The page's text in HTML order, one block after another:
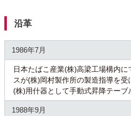
沿革
1986年7月
日本たばこ産業(株)高梁工場構内
スが(株)岡村製作所の製造指導を受
(株)用什器として手動式昇降テーブ
1988年9月